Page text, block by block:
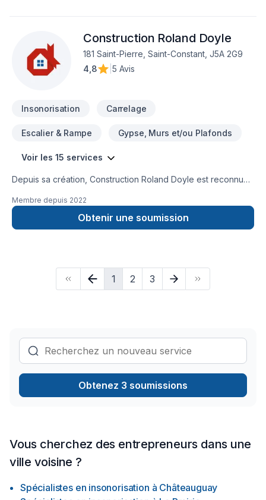
vous pour concrétiser votre projet.Construction Roland Doyle
181 Saint-Pierre, Saint-Constant, J5A 2G9
4,8
5 Avis
Insonorisation Carrelage
Escalier & Rampe Gypse, Murs et/ou Plafonds
Voir les 15 services
Depuis sa création, Construction Roland Doyle est reconnu
et rampe, Gypse, Insonorisation, Meubles, Plancher, Salle de
bain, Sous-sol, Tirage de joint. Nous desservons Montérégie
avec passion et professionnalisme. Nous privilégions la
équipe qui a à cœur votre satisfaction. Notre engagement est
simple : offrir un service d'exception, centré sur vos besoins
et vos aspirations.
Membre depuis 2022
Obtenir une soumission
1 2 3
Obtenez 3 soumissions
Vous cherchez des entrepreneurs dans une
ville voisine ?
Spécialistes en insonorisation à Châteauguay